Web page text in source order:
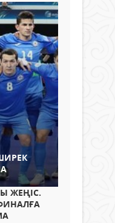
ЖЕҢІС.